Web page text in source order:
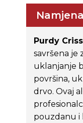
Namjena
Purdy
savršena je
uklanjanje
površina,
drvo. Ovaj
pouzdanu i